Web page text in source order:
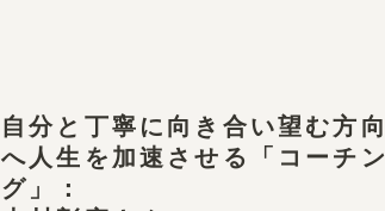
自分と丁寧に向き合い望む方向
へ人生を加速させる「コーチン
グ」：